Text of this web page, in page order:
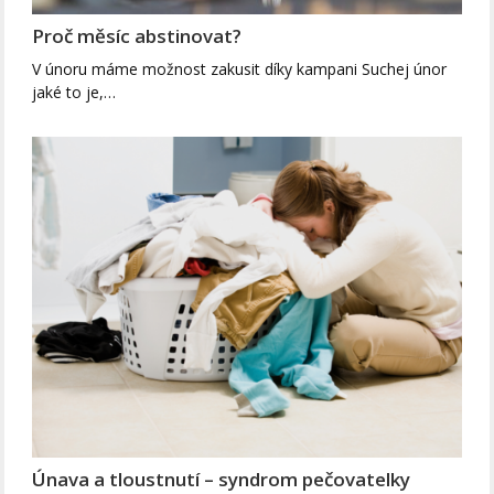
Proč měsíc abstinovat?
V únoru máme možnost zakusit díky kampani Suchej únor
jaké to je,…
Únava a tloustnutí – syndrom pečovatelky